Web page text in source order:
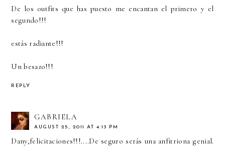
De los outfits que has puesto me encantan el primero y el
segundo!!!
estás radiante!!!
Un besazo!!!
REPLY
GABRIELA
AUGUST 25, 2011 AT 4:13 PM
Dany,felicitaciones!!!....De seguro serás una anfitriona genial.